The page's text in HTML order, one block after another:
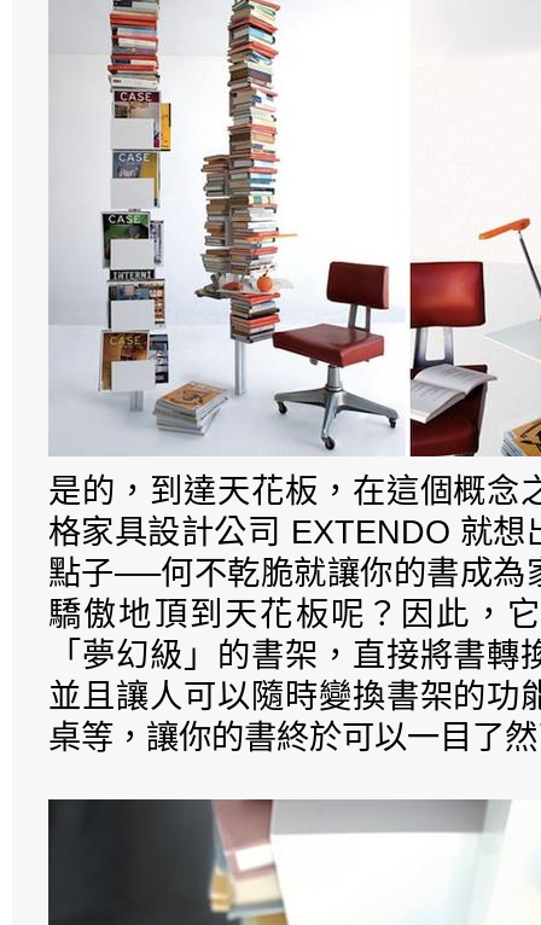
是的，到達天花板，在這個概念
格家具設計公司 EXTENDO 就想
點子──何不乾脆就讓你的書成為
驕傲地頂到天花板呢？因此，
「夢幻級」的書架，直接將書
並且讓人可以隨時變換書架的功
桌等，讓你的書終於可以一目了